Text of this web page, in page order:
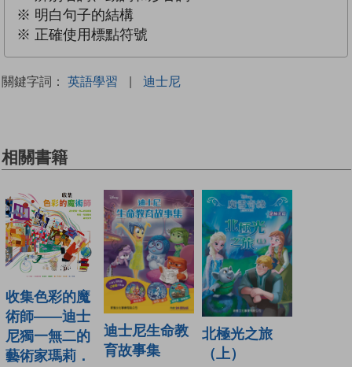
※ 明白句子的結構
※ 正確使用標點符號
關鍵字詞： 英語學習 | 迪士尼
相關書籍
收集色彩的魔
術師——迪士
尼獨一無二的
藝術家瑪莉．
迪士尼生命教
育故事集
北極光之旅
（上）